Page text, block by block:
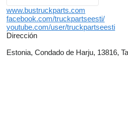
www.bustruckparts.com
facebook.com/truckpartseesti/
youtube.com/user/truckpartseesti
Dirección
Estonia, Condado de Harju, 13816,